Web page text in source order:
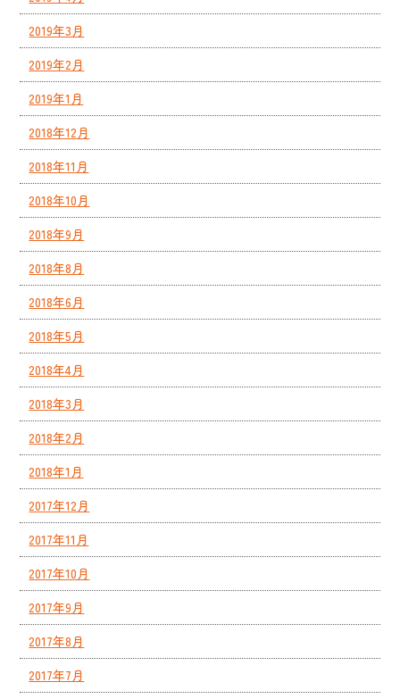
2019年3月
2019年2月
2019年1月
2018年12月
2018年11月
2018年10月
2018年9月
2018年8月
2018年6月
2018年5月
2018年4月
2018年3月
2018年2月
2018年1月
2017年12月
2017年11月
2017年10月
2017年9月
2017年8月
2017年7月